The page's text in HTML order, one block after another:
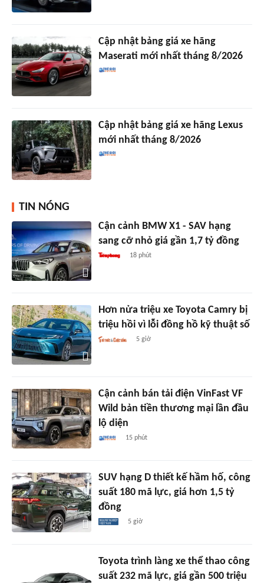
Cập nhật bảng giá xe hãng
Maserati mới nhất tháng 8/2026
Cập nhật bảng giá xe hãng Lexus
mới nhất tháng 8/2026
TIN NÓNG
Cận cảnh BMW X1 - SAV hạng
sang cỡ nhỏ giá gần 1,7 tỷ đồng
18 phút
Hơn nửa triệu xe Toyota Camry bị
triệu hồi vì lỗi đồng hồ kỹ thuật số
5 giờ
Cận cảnh bán tải điện VinFast VF
Wild bản tiền thương mại lần đầu
lộ diện
15 phút
SUV hạng D thiết kế hầm hố, công
suất 180 mã lực, giá hơn 1,5 tỷ
đồng
5 giờ
Toyota trình làng xe thể thao công
suất 232 mã lực, giá gần 500 triệu